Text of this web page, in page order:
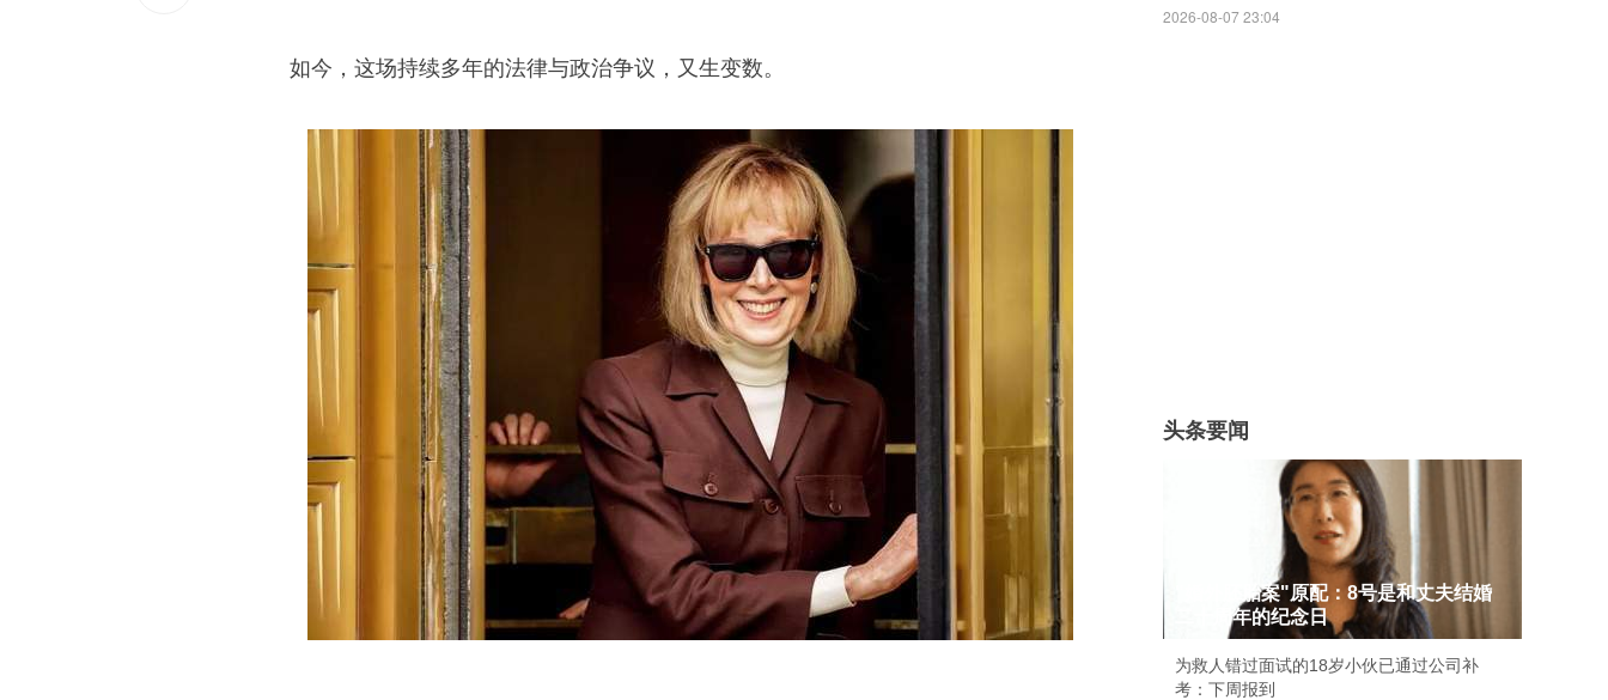
如今，这场持续多年的法律与政治争议，又生变数。
2026-08-07 23:04
头条要闻
"婚外胚胎案"原配：8号是和丈夫结婚
二十周年的纪念日
为救人错过面试的18岁小伙已通过公司补
考：下周报到